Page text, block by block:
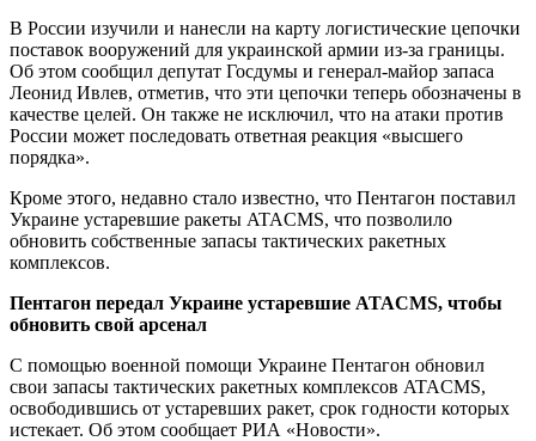
В России изучили и нанесли на карту логистические цепочки
поставок вооружений для украинской армии из-за границы.
Об этом сообщил депутат Госдумы и генерал-майор запаса
Леонид Ивлев, отметив, что эти цепочки теперь обозначены в
качестве целей. Он также не исключил, что на атаки против
России может последовать ответная реакция «высшего
порядка».
Кроме этого, недавно стало известно, что Пентагон поставил
Украине устаревшие ракеты ATACMS, что позволило
обновить собственные запасы тактических ракетных
комплексов.
Пентагон передал Украине устаревшие ATACMS, чтобы
обновить свой арсенал
С помощью военной помощи Украине Пентагон обновил
свои запасы тактических ракетных комплексов ATACMS,
освободившись от устаревших ракет, срок годности которых
истекает. Об этом сообщает РИА «Новости».